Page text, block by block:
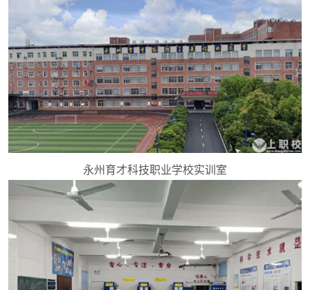
永州育才科技职业学校实训室